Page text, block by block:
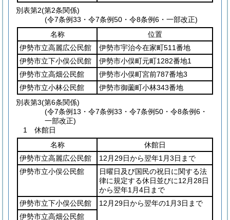
別表第2(第2条関係)
(令7条例33・令7条例50・令8条例6・一部改正)
名称
位置
伊勢市立高麗広公民館
伊勢市宇治今在家町511番地
伊勢市立下小俣公民館
伊勢市小俣町元町1282番地1
伊勢市立高畑公民館
伊勢市小俣町宮前787番地3
伊勢市立小林公民館
伊勢市御薗町小林343番地
別表第3(第6条関係)
(令7条例13・令7条例33・令7条例50・令8条例6・
一部改正)
1 休館日
名称
休館日
伊勢市立高麗広公民館
12月29日から翌年1月3日まで
伊勢市立小俣公民館
日曜日及び国民の祝日に関する法
律に規定する休日並びに12月28日
から翌年1月4日まで
伊勢市立下小俣公民館
12月29日から翌年の1月3日まで
伊勢市立高畑公民館